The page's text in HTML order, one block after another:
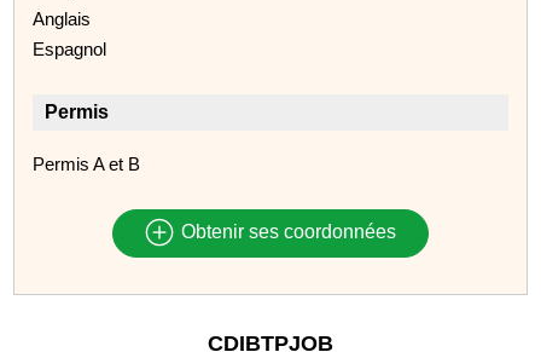
Anglais
Espagnol
Permis
Permis A et B
Obtenir ses coordonnées
CDIBTPJOB